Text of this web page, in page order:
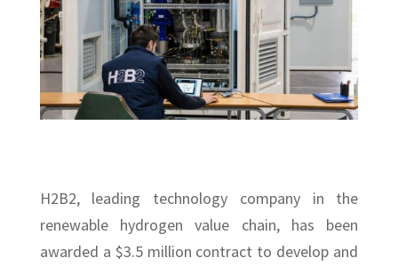
H2B2, leading technology company in the
renewable hydrogen value chain, has been
awarded a $3.5 million contract to develop and